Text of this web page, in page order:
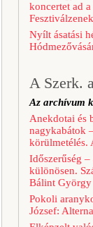
koncertet ad
Nyílt ásatási
A Szerk.
Az archívum
Anekdotai és
nagykabátok
körülmetélés.
Időszerűség –
különösen.
Bálint György
Pokoli
József: